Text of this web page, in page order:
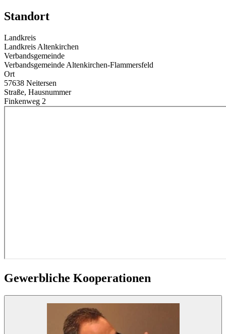
Standort
Landkreis
Landkreis Altenkirchen
Verbandsgemeinde
Verbandsgemeinde Altenkirchen-Flammersfeld
Ort
57638 Neitersen
Straße, Hausnummer
Finkenweg 2
Gewerbliche Kooperationen